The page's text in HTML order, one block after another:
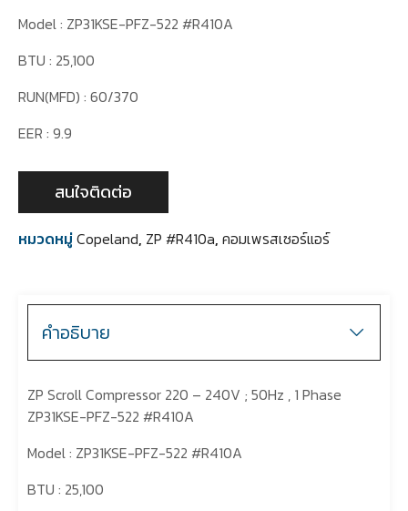
Model : ZP31KSE-PFZ-522 #R410A
BTU : 25,100
RUN(MFD) : 60/370
EER : 9.9
สนใจติดต่อ
หมวดหมู่Copeland, ZP #R410a, คอมเพรสเซอร์แอร์
คำอธิบาย
ZP Scroll Compressor 220 – 240V ; 50Hz , 1 Phase
ZP31KSE-PFZ-522 #R410A
Model : ZP31KSE-PFZ-522 #R410A
BTU : 25,100